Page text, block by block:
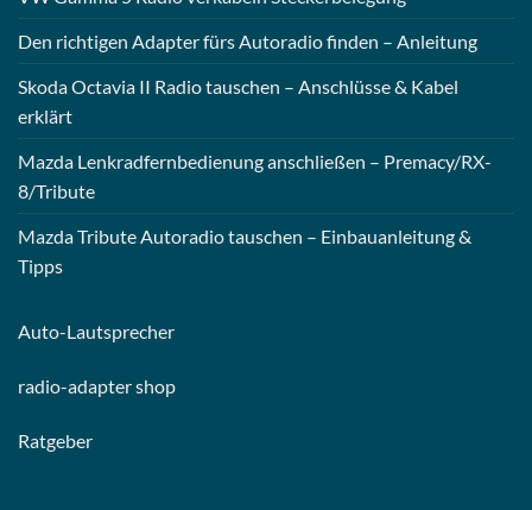
Den richtigen Adapter fürs Autoradio finden – Anleitung
Skoda Octavia II Radio tauschen – Anschlüsse & Kabel
erklärt
Mazda Lenkradfernbedienung anschließen – Premacy/RX-
8/Tribute
Mazda Tribute Autoradio tauschen – Einbauanleitung &
Tipps
Auto-Lautsprecher
radio-adapter shop
Ratgeber